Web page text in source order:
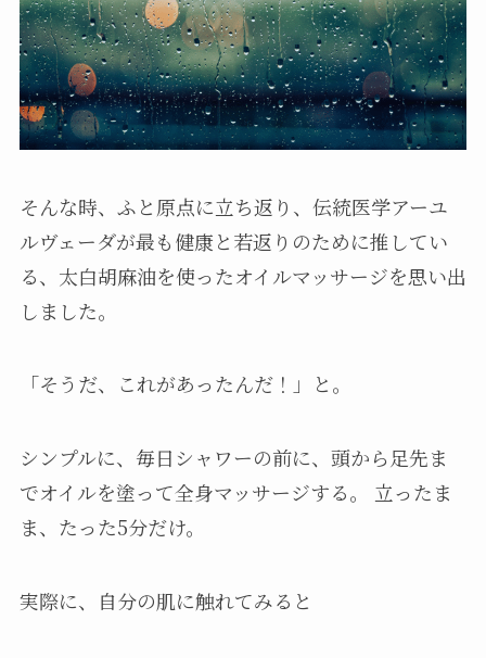
そんな時、ふと原点に立ち返り、伝統医学アーユ
ルヴェーダが最も健康と若返りのために推してい
る、太白胡麻油を使ったオイルマッサージを思い出
しました。
「そうだ、これがあったんだ！」と。
シンプルに、毎日シャワーの前に、頭から足先ま
でオイルを塗って全身マッサージする。 立ったま
ま、たった5分だけ。
実際に、自分の肌に触れてみると